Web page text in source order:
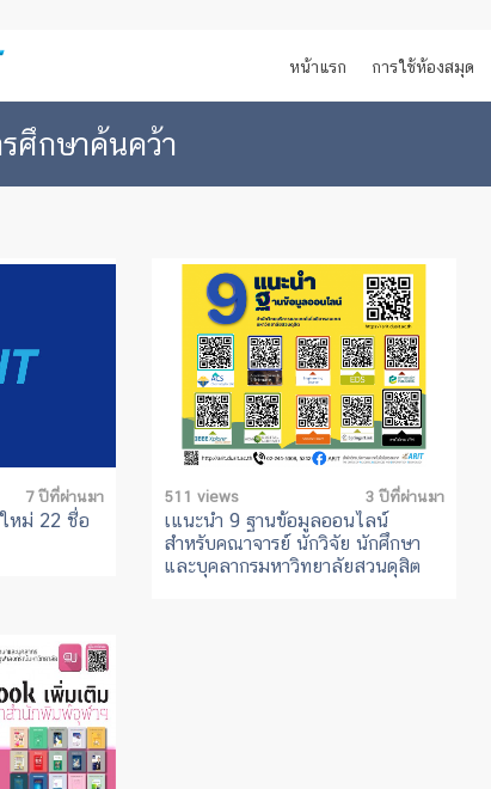
หน้าแรก การใช้ห้องสมุด
ศึกษาค้นคว้า
7 ปีที่ผ่านมา
หม่ 22 ชื่อ
511 views 3 ปีที่ผ่านมา
เแนะนำ 9 ฐานข้อมูลออนไลน์
สำหรับคณาจารย์ นักวิจัย นักศึกษา
และบุคลากรมหาวิทยาลัยสวนดุสิต